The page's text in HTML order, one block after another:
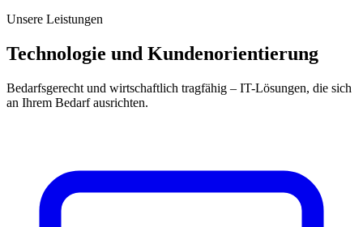
Unsere Leistungen
Technologie und Kundenorientierung
Bedarfsgerecht und wirtschaftlich tragfähig – IT-Lösungen, die sich
an Ihrem Bedarf ausrichten.